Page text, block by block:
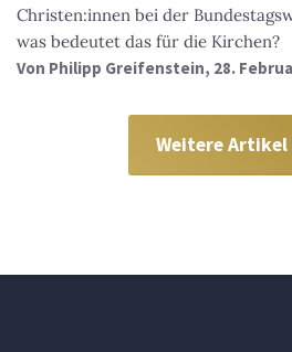
Christen:innen bei der
was bedeutet das für die Kirchen?
Von Philipp Greifenstein, 28.
Weitere Artikel